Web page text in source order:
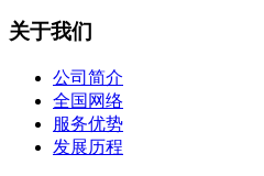
关于我们
公司简介
全国网络
服务优势
发展历程